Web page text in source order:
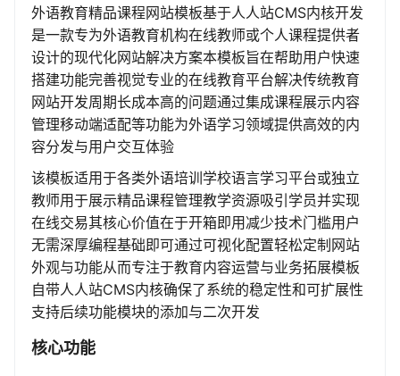
外语教育精品课程网站模板基于人人站CMS内核开发
是一款专为外语教育机构在线教师或个人课程提供者
设计的现代化网站解决方案本模板旨在帮助用户快速
搭建功能完善视觉专业的在线教育平台解决传统教育
网站开发周期长成本高的问题通过集成课程展示内容
管理移动端适配等功能为外语学习领域提供高效的内
容分发与用户交互体验
该模板适用于各类外语培训学校语言学习平台或独立
教师用于展示精品课程管理教学资源吸引学员并实现
在线交易其核心价值在于开箱即用减少技术门槛用户
无需深厚编程基础即可通过可视化配置轻松定制网站
外观与功能从而专注于教育内容运营与业务拓展模板
自带人人站CMS内核确保了系统的稳定性和可扩展性
支持后续功能模块的添加与二次开发
核心功能